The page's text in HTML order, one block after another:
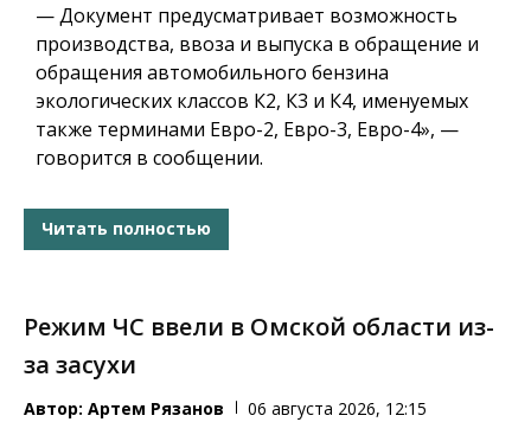
— Документ предусматривает возможность
производства, ввоза и выпуска в обращение и
обращения автомобильного бензина
экологических классов К2, К3 и К4, именуемых
также терминами Евро-2, Евро-3, Евро-4», —
говорится в сообщении.
Читать полностью
Режим ЧС ввели в Омской области из-
за засухи
Автор: Артем Рязанов 06 августа 2026, 12:15